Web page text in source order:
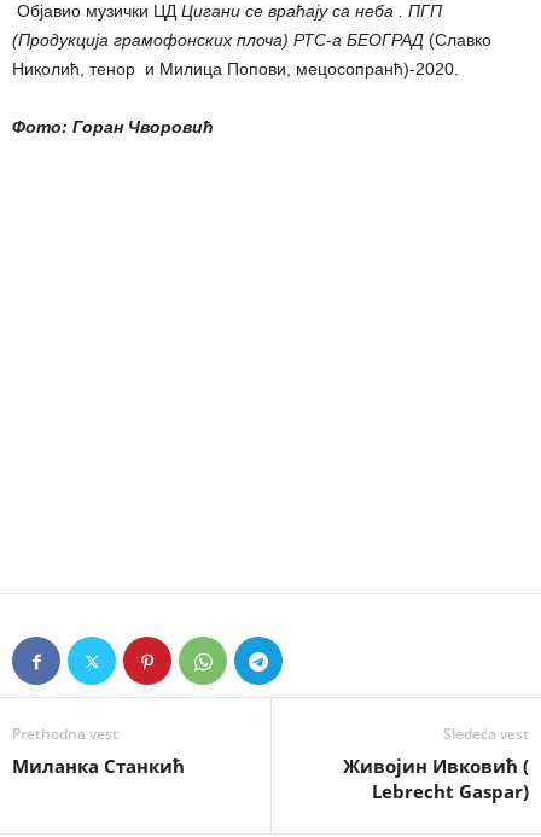
Oбјавио музички ЦДЦигани се враћају са неба . ПГП
(Продукција грамофонских плоча) РТС-а БЕОГРАД (Славко
Николић, тенор и Милица Попови, мецосопранћ)-2020.
Фото: Горан Чворовић
Prethodna vest
Миланка Станкић
Sledeća vest
Живојин Ивковић (
Lebrecht Gaspar)